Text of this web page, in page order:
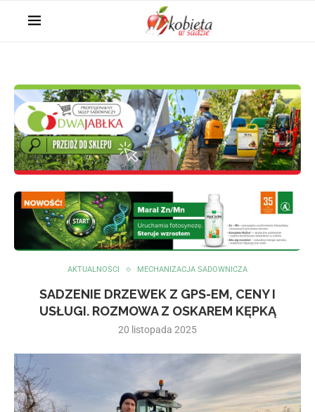
AKTUALNOŚCI MECHANIZACJA SADOWNICZA
SADZENIE DRZEWEK Z GPS-EM, CENY I
USŁUGI. ROZMOWA Z OSKAREM KĘPKĄ
20 listopada 2025